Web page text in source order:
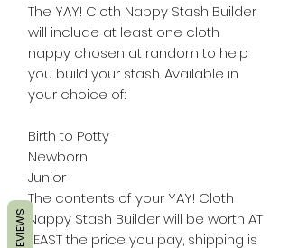
The YAY! Cloth Nappy Stash Builder
will include at least one cloth
nappy chosen at random to help
you build your stash. Available in
your choice of:
Birth to Potty
Newborn
Junior
The contents of your YAY! Cloth
Nappy Stash Builder will be worth AT
LEAST the price you pay, shipping is
REVIEWS